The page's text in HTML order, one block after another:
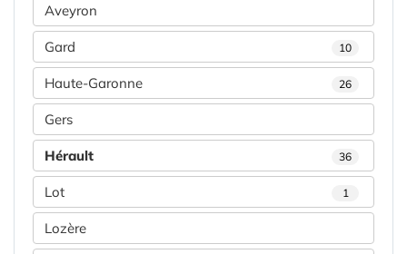
Aveyron
Gard 10
Haute-Garonne 26
Gers
Hérault 36
Lot 1
Lozère